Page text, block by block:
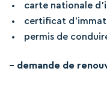
carte nationale
certificat
permis de
– demande de